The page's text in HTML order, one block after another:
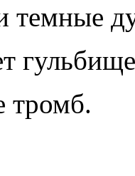
темные
тромб.